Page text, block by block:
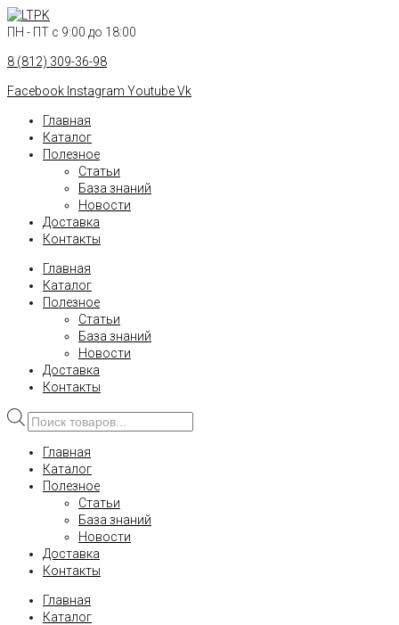
Перейти
кПН - ПТ с 9:00 до 18:00
8 (812) 309-36-98
Facebook Instagram YoutubeVk
Главная
Каталог
Полезное
Статьи
База знаний
Новости
Доставка
Контакты
Главная
Каталог
Полезное
Статьи
База знаний
Новости
Доставка
Контакты
Поиск
товаров
Главная
Каталог
Полезное
Статьи
База знаний
Новости
Доставка
Контакты
Главная
Каталог